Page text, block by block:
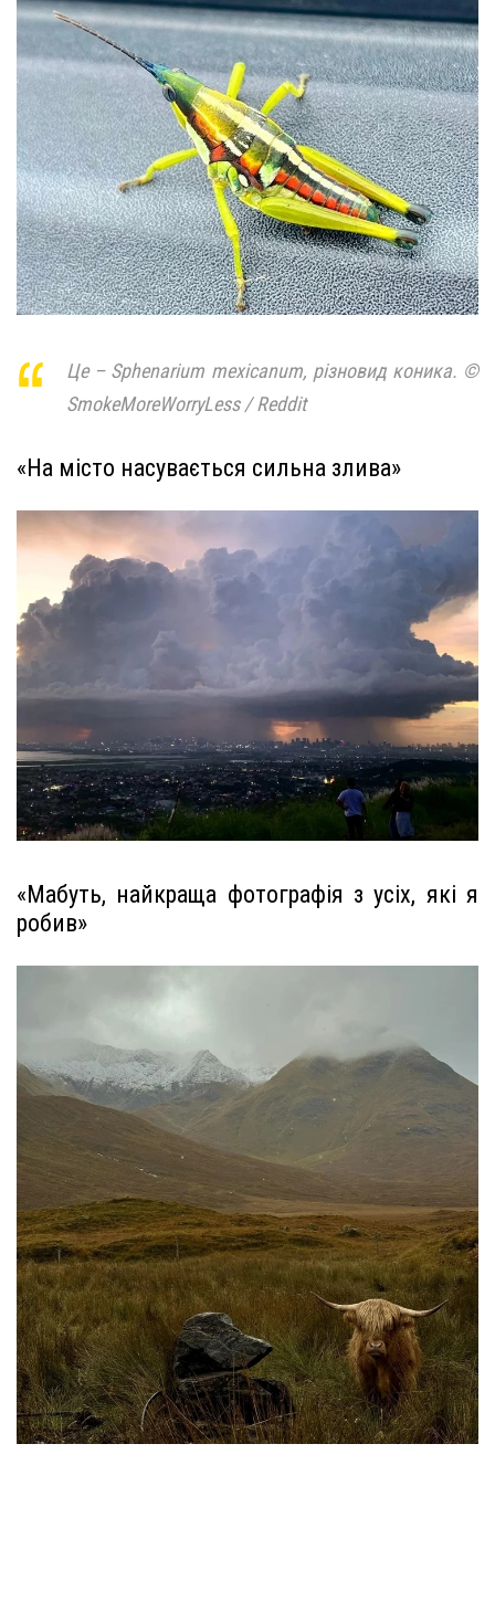
Це – Sphenarium mexicanum, різновид коника. ©
SmokeMoreWorryLess / Reddit
«На місто насувається сильна злива»
«Мабуть, найкраща фотографія з усіх, які я
робив»